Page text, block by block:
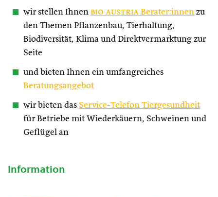
wir stellen Ihnen bio austria Berater:innen zu
den Themen Pflanzenbau, Tierhaltung,
Biodiversität, Klima und Direktvermarktung zur
Seite
und bieten Ihnen ein umfangreiches
Beratungsangebot
wir bieten das Service-Telefon Tiergesundheit
für Betriebe mit Wiederkäuern, Schweinen und
Geflügel an
Information